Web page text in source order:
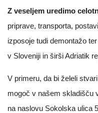
Z veseljem uredimo
priprave, transporta,
izposoje tudi demontažo
v Sloveniji in širši Adriatik
V primeru, da bi želeli
mogoč v našem skladišču
na naslovu Sokolska ulica